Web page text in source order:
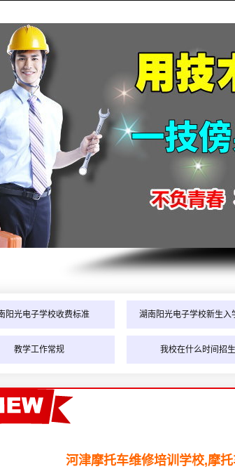
阳光电子学校收费标准 湖南阳光电子学校新生
教学工作常规 我校在什么时间招生
河津摩托车维修培训学校,摩